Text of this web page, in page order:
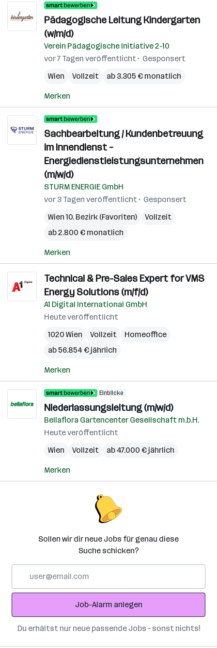
Pädagogische Leitung Kindergarten
(w/m/d)
Verein Pädagogische Initiative 2-10
vor 7 Tagen veröffentlicht
Gesponsert
Wien
Vollzeit ab 3.305 € monatlich
Merken
Sachbearbeitung / Kundenbetreuung
im Innendienst –
Energiedienstleistungsunternehmen
(m/w/d)
STURM ENERGIE GmbH
vor 3 Tagen veröffentlicht
Gesponsert
Wien 10. Bezirk (Favoriten)
Vollzeit
ab 2.800 € monatlich
Merken
Technical & Pre-Sales Expert for VMS
Energy Solutions (m/f/d)
A1 Digital International GmbH
Heute veröffentlicht
1020 Wien
Vollzeit
Homeoffice
ab 56.854 € jährlich
Merken
Einblicke
Niederlassungsleitung (m/w/d)
Bellaflora Gartencenter Gesellschaft m.b.H.
Heute veröffentlicht
Wien
Vollzeit ab 47.000 € jährlich
Merken
Sollen wir dir neue Jobs für genau diese
Suche schicken?
Adresse
Job-Alarm anlegen
Du erhältst nur neue passende Jobs – sonst nichts!